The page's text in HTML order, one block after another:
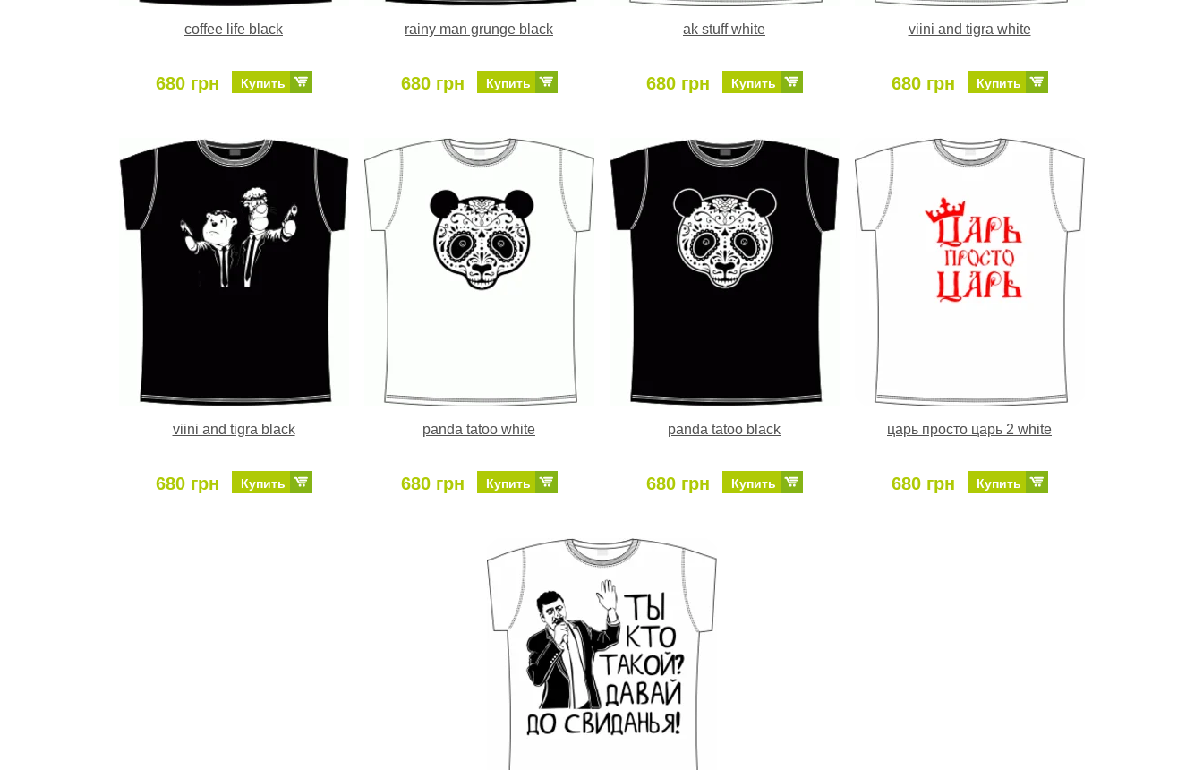
coffee life black
680 грн Купить
rainy man grunge black
680 грн Купить
ak stuff white
680 грн Купить
viini and tigra white
680 грн Купить
viini and tigra black
680 грн Купить
panda tatoo white
680 грн Купить
panda tatoo black
680 грн Купить
царь просто царь 2 white
680 грн Купить